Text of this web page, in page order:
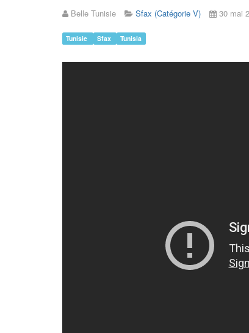
Belle Tunisie Sfax (Catégorie V) 30 mai
Tunisie Sfax Tunisia